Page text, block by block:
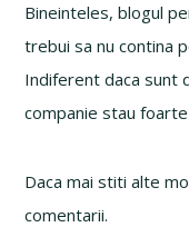
Bineinteles, blogul
trebui sa nu contina
Indiferent daca sunt
companie stau
Daca mai stiti alte
comentarii.